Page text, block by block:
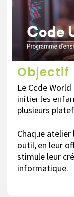
Objectif
Le Code
initier les
plusieurs
Chaque
outil, en leur
stimule leur
informatique.